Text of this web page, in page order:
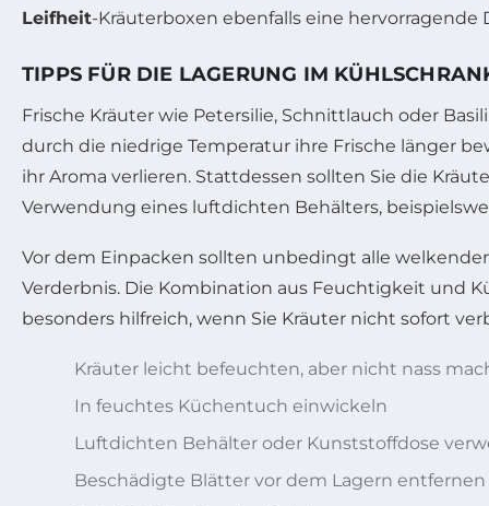
Leifheit-Kräuterboxen ebenfalls eine hervorragende
TIPPS FÜR DIE LAGERUNG IM
Frische Kräuter wie Petersilie, Schnittlauch oder
durch die niedrige Temperatur ihre Frische länger
ihr Aroma verlieren. Stattdessen sollten Sie die
Verwendung eines luftdichten Behälters,
Vor dem Einpacken sollten unbedingt alle
Verderbnis. Die Kombination aus Feuchtigkeit und
besonders hilfreich, wenn Sie Kräuter nicht sofort
Kräuter leicht befeuchten, aber nicht nass
In feuchtes Küchentuch einwickeln
Luftdichten Behälter oder Kunststoffdose
Beschädigte Blätter vor dem Lagern entfernen